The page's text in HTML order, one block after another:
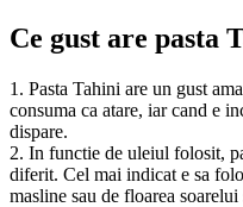
Ce gust are pasta
1. Pasta Tahini are un gust
consuma ca atare, iar cand e
dispare.
2. In functie de uleiul folosit,
diferit. Cel mai indicat e sa
masline sau de floarea